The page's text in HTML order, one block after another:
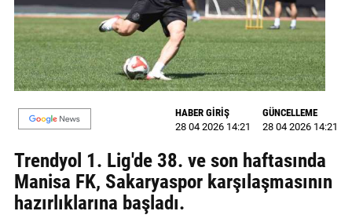
MAGAZİN
GALERİ
YAZARLAR
BİZE
ULAŞIN
Künye
HABER GİRİŞ
28 04 2026 14:21
GÜNCELLEME
28 04 2026 14:21
Trendyol 1. Lig'de 38. ve son haftasında
Manisa FK, Sakaryaspor karşılaşmasının
hazırlıklarına başladı.